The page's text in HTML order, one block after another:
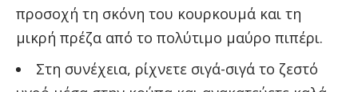
προσοχή τη σκόνη του κουρκουμά και τη
μικρή πρέζα από το πολύτιμο μαύρο πιπέρι.
Στη συνέχεια, ρίχνετε σιγά-σιγά το ζεστό